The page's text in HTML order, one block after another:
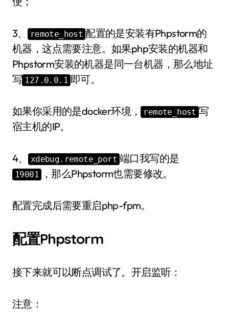
3、 remote_host 配置的是安装有Phpstorm的
机器，这点需要注意。如果php安装的机器和
Phpstorm安装的机器是同一台机器，那么地址
写 127.0.0.1 即可。
如果你采用的是docker环境， remote_host 写
宿主机的IP。
4、 xdebug.remote_port 端口我写的是
19001 ，那么Phpstorm也需要修改。
配置完成后需要重启php-fpm。
配置Phpstorm
接下来就可以断点调试了。开启监听：
注意：